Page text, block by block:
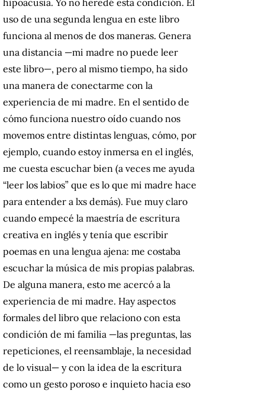
hipoacusia. Yo no heredé esta condición. El
uso de una segunda lengua en este libro
funciona al menos de dos maneras. Genera
una distancia —mi madre no puede leer
este libro—, pero al mismo tiempo, ha sido
una manera de conectarme con la
experiencia de mi madre. En el sentido de
cómo funciona nuestro oído cuando nos
movemos entre distintas lenguas, cómo, por
ejemplo, cuando estoy inmersa en el inglés,
me cuesta escuchar bien (a veces me ayuda
“leer los labios” que es lo que mi madre hace
para entender a lxs demás). Fue muy claro
cuando empecé la maestría de escritura
creativa en inglés y tenía que escribir
poemas en una lengua ajena: me costaba
escuchar la música de mis propias palabras.
De alguna manera, esto me acercó a la
experiencia de mi madre. Hay aspectos
formales del libro que relaciono con esta
condición de mi familia —las preguntas, las
repeticiones, el reensamblaje, la necesidad
de lo visual— y con la idea de la escritura
como un gesto poroso e inquieto hacia eso